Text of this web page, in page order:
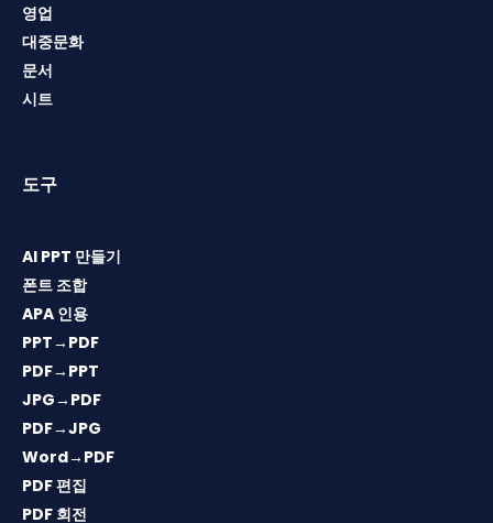
영업
대중문화
문서
시트
도구
AI PPT 만들기
폰트 조합
APA 인용
PPT→PDF
PDF→PPT
JPG→PDF
PDF→JPG
Word→PDF
PDF 편집
PDF 회전